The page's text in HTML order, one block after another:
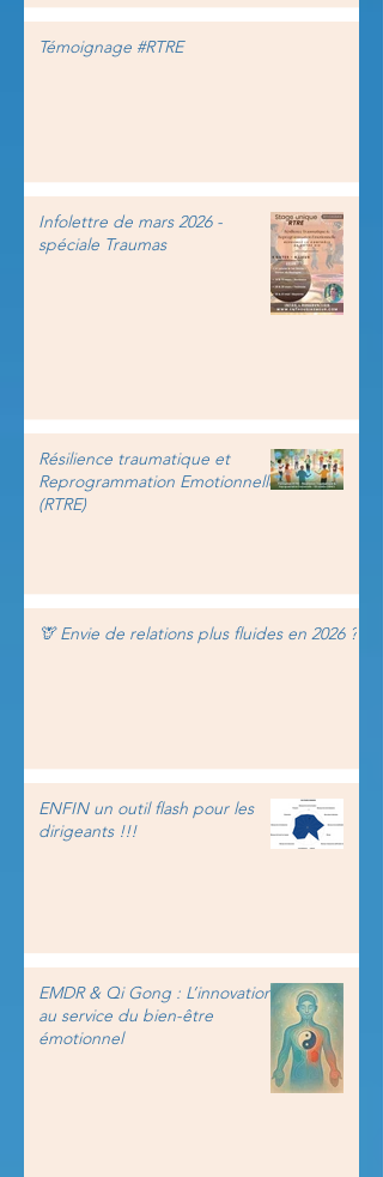
Témoignage #RTRE
Infolettre de mars 2026 -
spéciale Traumas
Résilience traumatique et
Reprogrammation Emotionnelle
(RTRE)
🦒 Envie de relations plus fluides en 2026 ?
ENFIN un outil flash pour les
dirigeants !!!
EMDR & Qi Gong : L’innovation
au service du bien-être
émotionnel